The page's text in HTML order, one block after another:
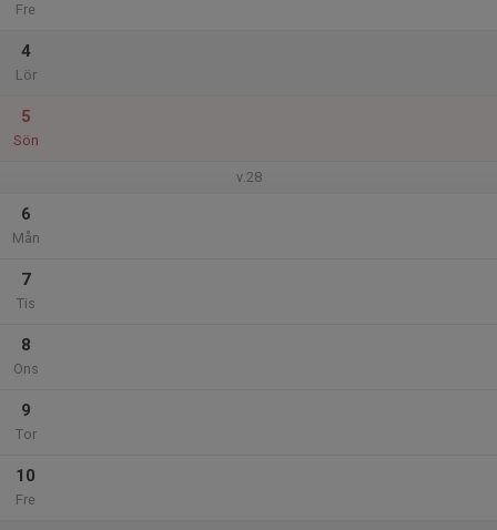
Fre
4
Lör
5
Sön
v.28
6
Mån
7
Tis
8
Ons
9
Tor
10
Fre